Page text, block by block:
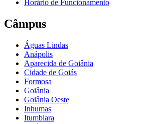
Horário de Funcionamento
Câmpus
Águas Lindas
Anápolis
Aparecida de Goiânia
Cidade de Goiás
Formosa
Goiânia
Goiânia Oeste
Inhumas
Itumbiara